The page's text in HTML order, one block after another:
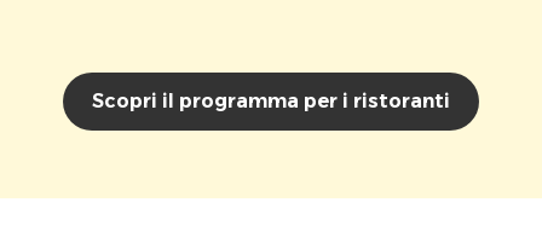
Scopri il programma per i ristoranti